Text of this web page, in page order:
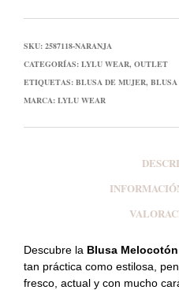
SKU: 2587118-NARANJA
CATEGORÍAS: LYLU WEAR, OUTLET
ETIQUETAS: BLUSA DE MUJER,
MARCA: LYLU WEAR
Descubre la Blusa
tan práctica como estilosa,
fresco, actual y con mucho